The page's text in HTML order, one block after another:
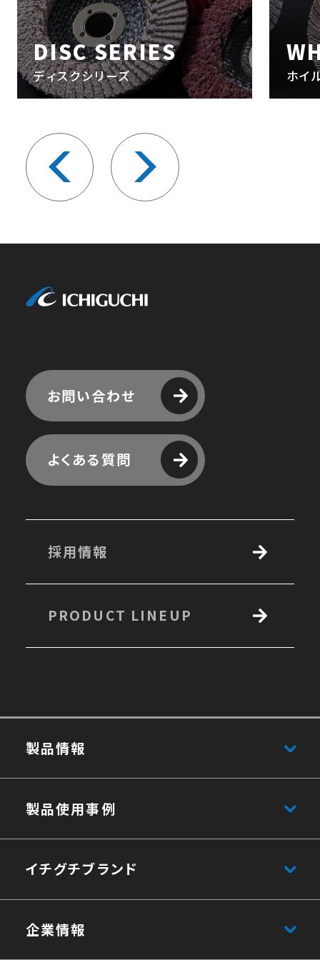
DISC SERIES
ディスクシリーズ ホイ
株式会社
お問い合わせ
よくある質問
採用情報
PRODUCT LINEUP
製品情報
製品使用事例
イチグチブランド
企業情報